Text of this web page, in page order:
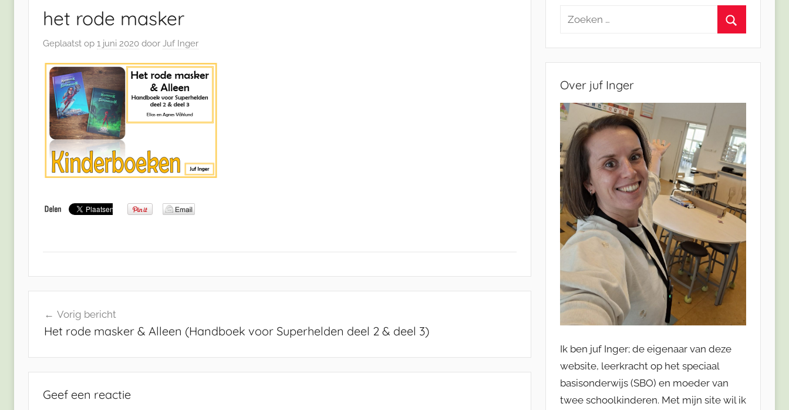
het rode masker
Geplaatst op 1 juni 2020 door Juf Inger
navigatie
Vorig bericht
Het rode masker & Alleen (Handboek voor Superhelden deel 2 & deel 3)
Geef een reactie
Zoeken
Over juf Inger
Ik ben juf Inger; de eigenaar van deze
website, leerkracht op het speciaal
basisonderwijs (SBO) en moeder van
twee schoolkinderen. Met mijn site wil ik